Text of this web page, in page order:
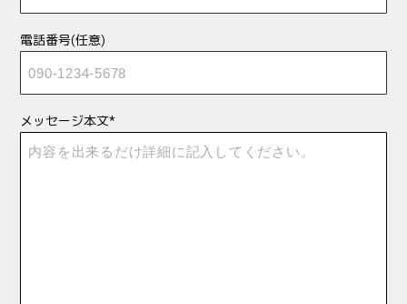
電話番号(任意)
メッセージ本文*